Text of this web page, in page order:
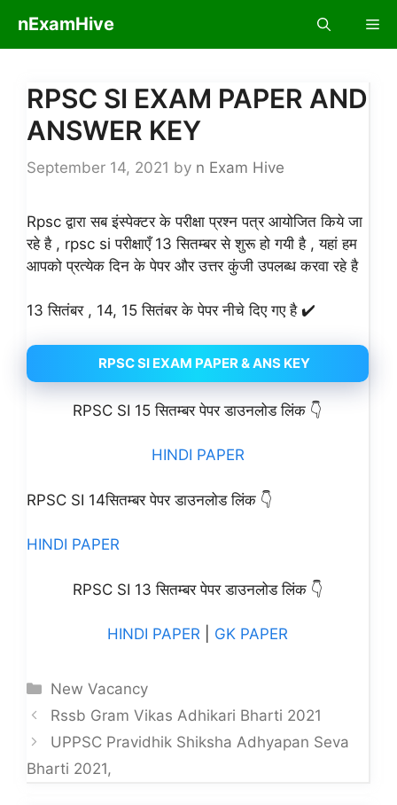
content
nExamHive
RPSC SI EXAM PAPER AND
ANSWER KEY
September 14, 2021 by n Exam Hive
Rpsc द्वारा सब इंस्पेक्टर के परीक्षा प्रश्न पत्र आयोजित किये जा
रहे है , rpsc si परीक्षाएँ 13 सितम्बर से शुरू हो गयी है , यहां हम
आपको प्रत्येक दिन के पेपर और उत्तर कुंजी उपलब्ध करवा रहे है
13 सितंबर , 14, 15 सितंबर के पेपर नीचे दिए गए है ✔️
RPSC SI EXAM PAPER & ANS KEY
RPSC SI 15 सितम्बर पेपर डाउनलोड लिंक 👇
HINDI PAPER
RPSC SI 14सितम्बर पेपर डाउनलोड लिंक 👇
HINDI PAPER
RPSC SI 13 सितम्बर पेपर डाउनलोड लिंक 👇
HINDI PAPER GK PAPER
Categories
New Vacancy
Rssb Gram Vikas Adhikari Bharti 2021
UPPSC Pravidhik Shiksha Adhyapan Seva
Bharti 2021,